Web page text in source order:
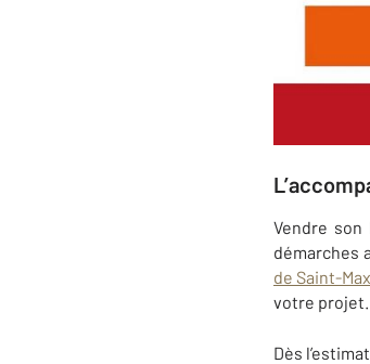
Vendre
démarches
de Saint-Max
votre projet.
Dès